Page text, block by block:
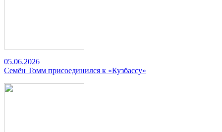
05.06.2026
Семён Томм присоединился к «Кузбассу»